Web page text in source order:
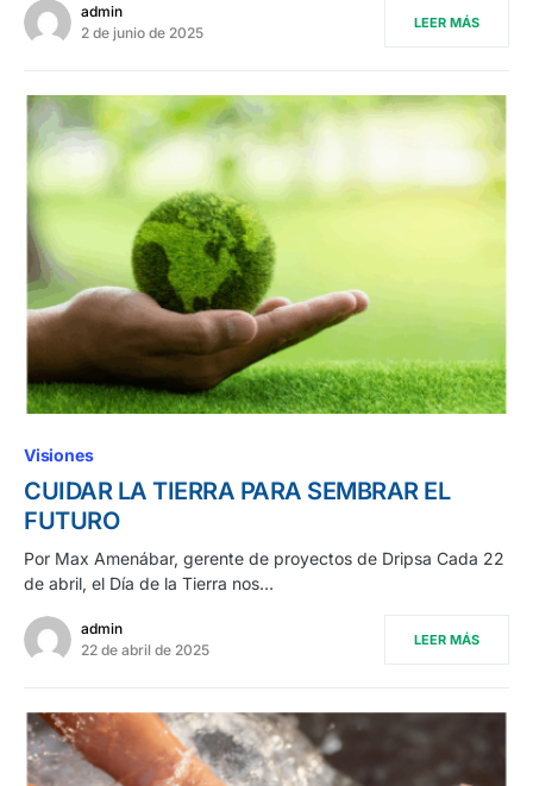
admin
2 de junio de 2025
LEER MÁS
Visiones
CUIDAR LA TIERRA PARA SEMBRAR EL
FUTURO
Por Max Amenábar, gerente de proyectos de Dripsa Cada 22
de abril, el Día de la Tierra nos…
admin
22 de abril de 2025
LEER MÁS